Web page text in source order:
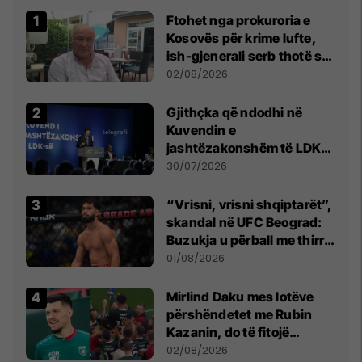
Ftohet nga prokuroria e
Kosovës për krime lufte,
ish-gjenerali serb thotë se
dikush e tradhtoi në
02/08/2026
Gjithçka që ndodhi në
Kuvendin e
jashtëzakonshëm të LDK-
së
30/07/2026
“Vrisni, vrisni shqiptarët”,
skandal në UFC Beograd:
Buzukja u përball me thirrje
anti-shqiptare nga
01/08/2026
Mirlind Daku mes lotëve
përshëndetet me Rubin
Kazanin, do të fitojë
miliona te Spartak Moska
02/08/2026